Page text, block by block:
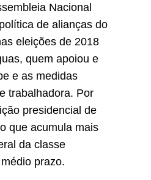
Nacional
de alianças do
eleições de 2018
quem apoiou e
e as medidas
trabalhadora. Por
presidencial de
que acumula mais
da classe
prazo.